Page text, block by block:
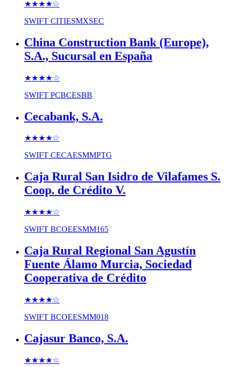
★★★★☆
SWIFT CITIESMXSEC
China Construction Bank (Europe),
S.A., Sucursal en España
★★★★☆
SWIFT PCBCESBB
Cecabank, S.A.
★★★★☆
SWIFT CECAESMMPTG
Caja Rural San Isidro de Vilafames S.
Coop. de Crédito V.
★★★★☆
SWIFT BCOEESMM165
Caja Rural Regional San Agustín
Fuente Álamo Murcia, Sociedad
Cooperativa de Crédito
★★★★☆
SWIFT BCOEESMM018
Cajasur Banco, S.A.
★★★★☆